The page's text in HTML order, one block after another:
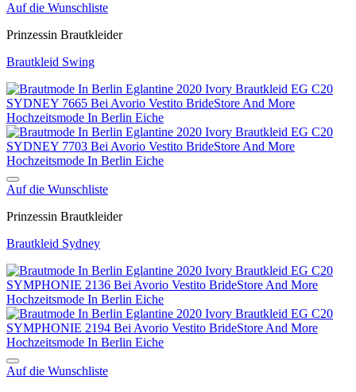
Auf die Wunschliste
Prinzessin Brautkleider
Brautkleid Swing
Auf die Wunschliste
Prinzessin Brautkleider
Brautkleid Sydney
Auf die Wunschliste